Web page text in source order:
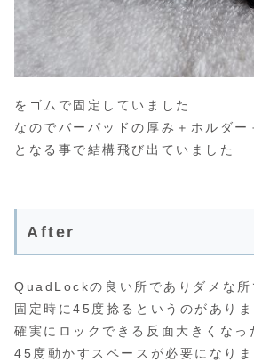
をゴムで固定していました
なのでバーパッドの厚み＋ホルダー
となる事で結構飛び出ていました
After
QuadLockの良い所でありダメな所
固定時に45度捻るというのがありま
確実にロックできる反面大きくなっ
45度動かすスペースが必要になりま